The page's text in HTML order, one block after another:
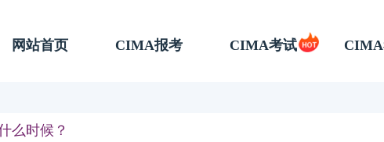
网站首页 CIMA报考 CIMA考试
么时候？